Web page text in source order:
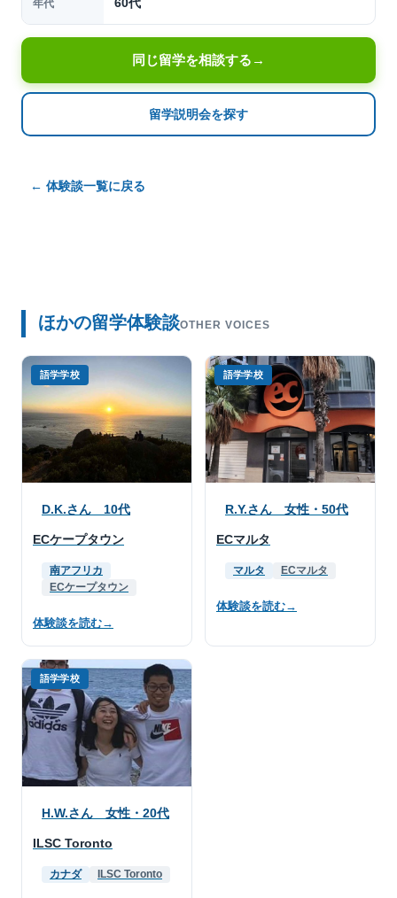
年代 60代
同じ留学を相談する →
留学説明会を探す
← 体験談一覧に戻る
ほかの留学体験談OTHER VOICES
語学学校
D.K.さん 10代
ECケープタウン
南アフリカ
ECケープタウン
体験談を読む→
語学学校
R.Y.さん 女性・50代
ECマルタ
マルタ ECマルタ
体験談を読む→
語学学校
H.W.さん 女性・20代
ILSC Toronto
カナダ ILSC Toronto